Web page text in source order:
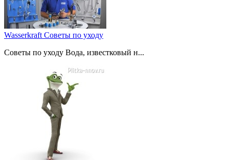
Wasserkraft Советы по уходу
Советы по уходу Вода, известковый н...